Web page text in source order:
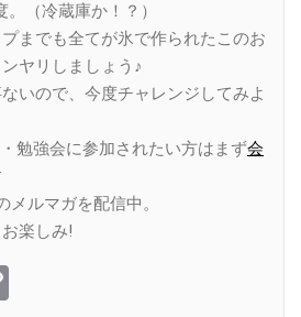
（冷蔵庫か！？）
までも全てが氷で作られたこのお
ヤリしましょう♪
いので、今度チャレンジしてみよ
勉強会に参加されたい方はまず会
ルマガを配信中。
楽しみ!